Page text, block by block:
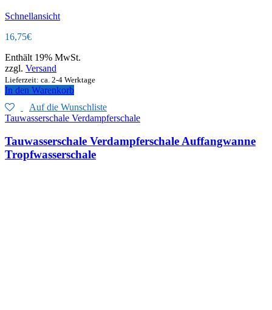
Schnellansicht
16,75€
Enthält 19% MwSt.
zzgl. Versand
Lieferzeit: ca. 2-4 Werktage
In den Warenkorb
Auf die Wunschliste
Tauwasserschale Verdampferschale
Tauwasserschale Verdampferschale Auffangwanne
Tropfwasserschale